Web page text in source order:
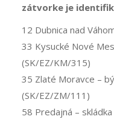
zátvorke je
12 Dubnica nad
33 Kysucké Nové
(SK/EZ/KM/315)
35 Zlaté Moravce –
(SK/EZ/ZM/111)
58 Predajná –